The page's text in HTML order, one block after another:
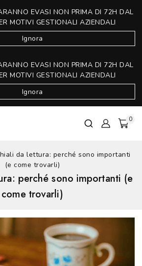
EVASI NON PRIMA DI 72H DAL
MOTIVI GESTIONALI AZIENDALI
Ignora
EVASI NON PRIMA DI 72H DAL
MOTIVI GESTIONALI AZIENDALI
Ignora
0
da lettura: perché sono importanti
(e come trovarli)
perché sono importanti (e
come trovarli)